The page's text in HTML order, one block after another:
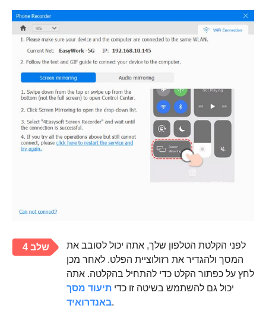
שלב 4
לפני הקלטת הטלפון שלך, אתה יכול לסובב את
המסך ולהגדיר את רזולוציית הפלט. לאחר מכן
לחץ על כפתור הקלט כדי להתחיל בהקלטה. אתה
יכול גם להשתמש בשיטה זו כדי תיעוד מסך
באנדרואיד.